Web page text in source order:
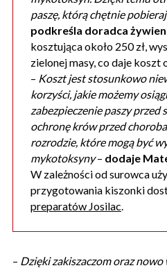
paszę, którą chętnie
podkreśla doradca
kosztująca około 250 zł,
zielonej masy, co daje koszt
– Koszt jest stosunkowo
korzyści, jakie możemy
zabezpieczenie paszy przed
ochronę krów przed
rozrodzie, które mogą być
mykotoksyny– dodaje
W zależności od surowca
przygotowania kiszonki
preparatów Josilac
– Dziękizakiszaczom oraz nowo